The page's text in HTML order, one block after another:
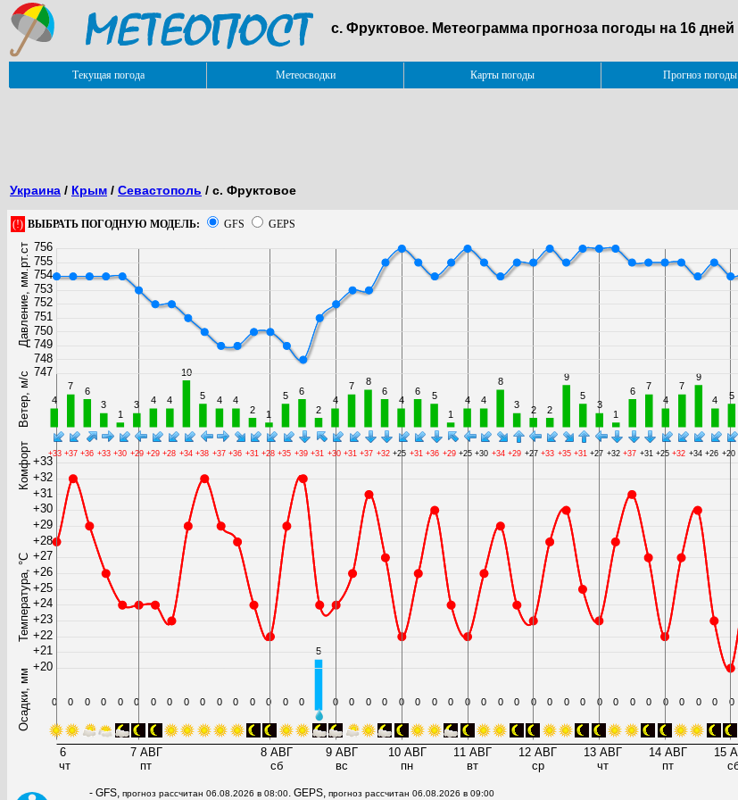
с. Фруктовое. Метеограмма прогноза погоды на 16 дней
Текущая погода Метеосводки Карты погоды Прогноз погоды
Украина / Крым / Севастополь / с. Фруктовое
(!) ВЫБРАТЬ ПОГОДНУЮ МОДЕЛЬ: GFS GEPS
- GFS, прогноз рассчитан 06.08.2026 в 08:00. GEPS, прогноз рассчитан 06.08.2026 в 09:00